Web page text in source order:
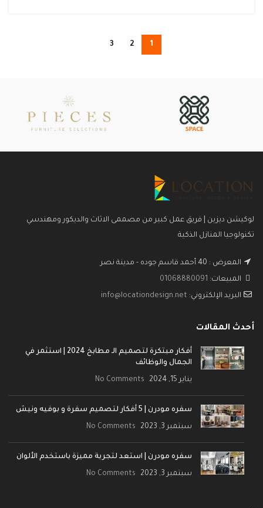
1
2
3
لوكيشن ديزين | فريق عمل كبير من مصممى الاثاث والديكور ومهندسي
تكنولوجيا المنازل الذكية
المعرض : 40 أحمد قاسم جوده - مدينة نصر
المبيعات: 01068880091
البريد الإلكتروني: info@locationdesign.net
أحدث المقالات
أفكار مبتكرة لتصميم الـ مطابخ 2024 | استثمر في
الجمال والوظائف
يناير 15, 2024 No Comments
سفره مودرن | 5 أفكار لتصميم سفرة و بوفيه ونيش
سبتمبر 3, 2023 No Comments
سفره مودرن | استعد لتجربة مميزة باستخدم الألوان
سبتمبر 3, 2023 No Comments